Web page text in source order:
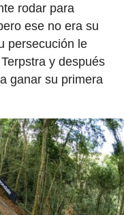
rodar para
ese no era su
persecución le
y después
ganar su primera